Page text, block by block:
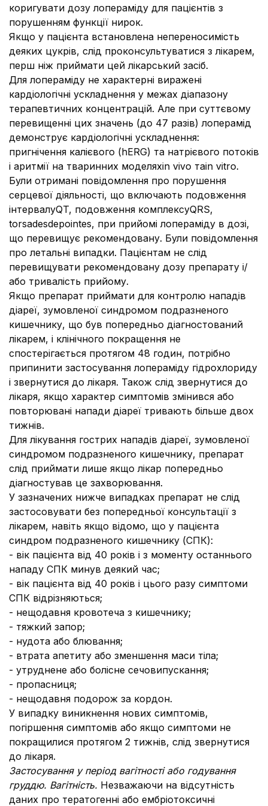
коригувати дозу лопераміду для пацієнтів з
порушенням функції нирок.
Якщо у пацієнта встановлена непереносимість
деяких цукрів, слід проконсультуватися з лікарем,
перш ніж приймати цей лікарський засіб.
Для лопераміду не характерні виражені
кардіологічні ускладнення у межах діапазону
терапевтичних концентрацій. Але при суттєвому
перевищенні цих значень (до 47 разів) лоперамід
демонструє кардіологічні ускладнення:
пригнічення калієвого (hERG) та натрієвого потоків
і аритмії на тваринних моделяхin vivo таin vitro.
Були отримані повідомлення про порушення
серцевої діяльності, що включають подовження
інтервалуQT, подовження комплексуQRS,
torsadesdepointes, при прийомі лопераміду в дозі,
що перевищує рекомендовану. Були повідомлення
про летальні випадки. Пацієнтам не слід
перевищувати рекомендовану дозу препарату і/
або тривалість прийому.
Якщо препарат приймати для контролю нападів
діареї, зумовленої синдромом подразненого
кишечнику, що був попередньо діагностований
лікарем, і клінічного покращення не
спостерігається протягом 48 годин, потрібно
припинити застосування лопераміду гідрохлориду
і звернутися до лікаря. Також слід звернутися до
лікаря, якщо характер симптомів змінився або
повторювані напади діареї тривають більше двох
тижнів.
Для лікування гострих нападів діареї, зумовленої
синдромом подразненого кишечнику, препарат
слід приймати лише якщо лікар попередньо
діагностував це захворювання.
У зазначених нижче випадках препарат не слід
застосовувати без попередньої консультації з
лікарем, навіть якщо відомо, що у пацієнта
синдром подразненого кишечнику (СПК):
- вік пацієнта від 40 років і з моменту останнього
нападу СПК минув деякий час;
- вік пацієнта від 40 років і цього разу симптоми
СПК відрізняються;
- нещодавня кровотеча з кишечнику;
- тяжкий запор;
- нудота або блювання;
- втрата апетиту або зменшення маси тіла;
- утруднене або болісне сечовипускання;
- пропасниця;
- нещодавня подорож за кордон.
У випадку виникнення нових симптомів,
погіршення симптомів або якщо симптоми не
покращилися протягом 2 тижнів, слід звернутися
до лікаря.
Застосування у період вагітності або годування
груддю. Вагітність. Незважаючи на відсутність
даних про тератогенні або ембріотоксичні